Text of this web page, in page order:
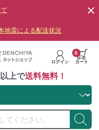
地震による配送状況
ログイン カート
0
上で送料無料！